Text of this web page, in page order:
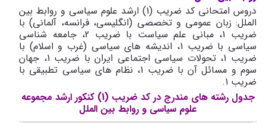
دروس امتحانی کد ضریب (1) ارشد علوم سیاسی و روابط بین
الملل: زبان عمومی و تخصصی (انگلیسی، فرانسه، آلمانی) با
ضریب 1، مبانی علم سیاست با ضریب 2، جامعه شناسی
سیاسی با ضریب 1، اندیشه های سیاسی (غرب و اسلام) با
ضریب 1، تحولات سیاسی اجتماعی ایران با ضریب 1، جهان
سوم و مسائل آن با ضریب 1، نظام های سیاسی تطبیقی با
ضریب 1.
جدول رشته های مندرج در کد ضریب (1) کنکور ارشد مجموعه
علوم سیاسی و روابط بین الملل